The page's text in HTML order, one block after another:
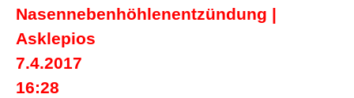
Nasennebenhöhlenentzündung |
Asklepios
7.4.2017
16:28